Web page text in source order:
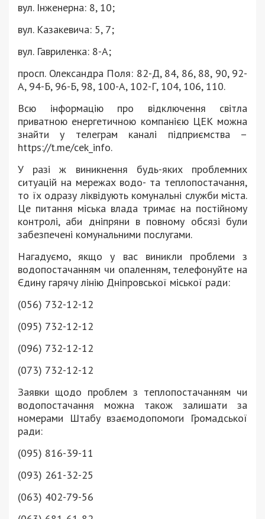
вул. Інженерна: 8, 10;
вул. Казакевича: 5, 7;
вул. Гавриленка: 8-А;
просп. Олександра Поля: 82-Д, 84, 86, 88, 90, 92-
А, 94-Б, 96-Б, 98, 100-А, 102-Г, 104, 106, 110.
Всю інформацію про відключення світла
приватною енергетичною компанією ЦЕК можна
знайти у телеграм каналі підприємства –
https://t.me/cek_info.
У разі ж виникнення будь-яких проблемних
ситуацій на мережах водо- та теплопостачання,
то їх одразу ліквідують комунальні служби міста.
Це питання міська влада тримає на постійному
контролі, аби дніпряни в повному обсязі були
забезпечені комунальними послугами.
Нагадуємо, якщо у вас виникли проблеми з
водопостачанням чи опаленням, телефонуйте на
Єдину гарячу лінію Дніпровської міської ради:
(056) 732-12-12
(095) 732-12-12
(096) 732-12-12
(073) 732-12-12
Заявки щодо проблем з теплопостачанням чи
водопостачання можна також залишати за
номерами Штабу взаємодопомоги Громадської
ради:
(095) 816-39-11
(093) 261-32-25
(063) 402-79-56